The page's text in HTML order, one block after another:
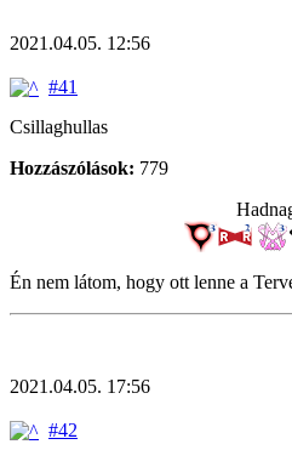
2021.04.05. 12:56
#41
Csillaghullas
Hozzászólások: 779
Én nem látom, hogy ott lenne a
2021.04.05. 17:56
#42